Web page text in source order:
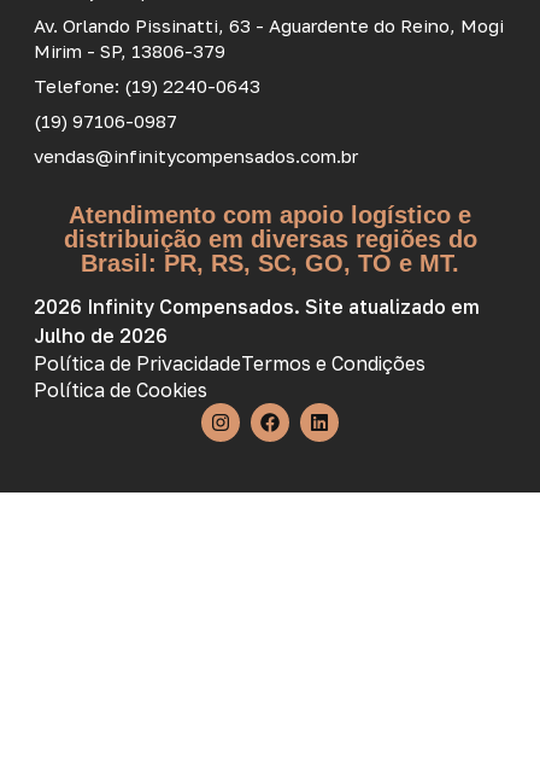
Av. Orlando Pissinatti, 63 - Aguardente do Reino, Mogi
Mirim - SP, 13806-379
Telefone: (19) 2240-0643
(19) 97106-0987
vendas@infinitycompensados.com.br
Atendimento com apoio logístico e
distribuição em diversas regiões do
Brasil: PR, RS, SC, GO, TO e MT.
2026 Infinity Compensados. Site atualizado em
Julho de 2026
Política de PrivacidadeTermos e Condições
Política de Cookies